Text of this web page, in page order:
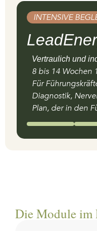
INTENSIVE
Vertraulich und
8 bis 14 Wochen
Für
Diagnostik,
Plan, der in den
Die Module im